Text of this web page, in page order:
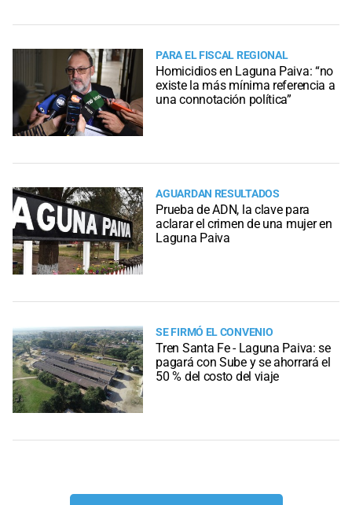
PARA EL FISCAL REGIONAL
Homicidios en Laguna Paiva: “no
existe la más mínima referencia a
una connotación política”
AGUARDAN RESULTADOS
Prueba de ADN, la clave para
aclarar el crimen de una mujer en
Laguna Paiva
SE FIRMÓ EL CONVENIO
Tren Santa Fe - Laguna Paiva: se
pagará con Sube y se ahorrará el
50 % del costo del viaje